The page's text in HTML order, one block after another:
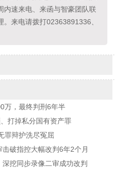
内速来电、来函与智豪团队联
来电请拨打02363891336、
万，最终判刑6年半
打掉私分国有资产罪
罪辩护洗尽冤屈
破指控大幅改判6年2个月
挖同步录像二审成功改判